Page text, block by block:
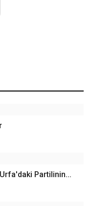
Partilinin...